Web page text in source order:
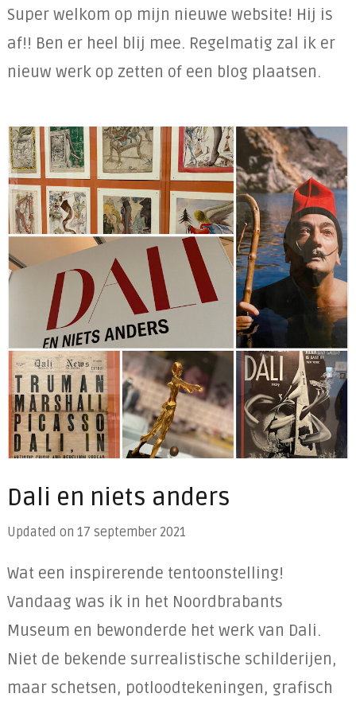
Super welkom op mijn nieuwe website! Hij is
af!! Ben er heel blij mee. Regelmatig zal ik er
nieuw werk op zetten of een blog plaatsen.
Dali en niets anders
Updated on 17 september 2021
Wat een inspirerende tentoonstelling!
Vandaag was ik in het Noordbrabants
Museum en bewonderde het werk van Dali.
Niet de bekende surrealistische schilderijen,
maar schetsen, potloodtekeningen, grafisch